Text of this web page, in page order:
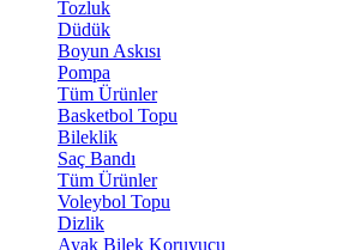
Tozluk
Düdük
Boyun Askısı
Pompa
Tüm Ürünler
Basketbol Topu
Bileklik
Saç Bandı
Tüm Ürünler
Voleybol Topu
Dizlik
Ayak Bilek Koruyucu